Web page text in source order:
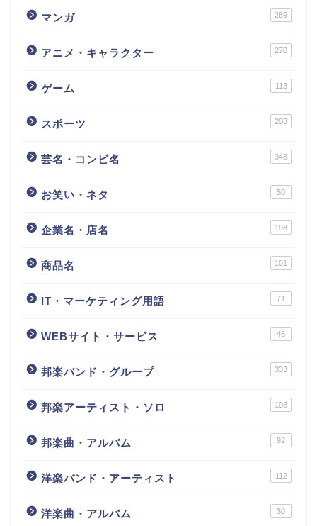
マンガ 289
アニメ・キャラクター 270
ゲーム 113
スポーツ 208
芸名・コンビ名 348
お笑い・ネタ 50
企業名・店名 198
商品名 101
IT・マーケティング用語 71
WEBサイト・サービス 46
邦楽バンド・グループ 333
邦楽アーティスト・ソロ 108
邦楽曲・アルバム 92
洋楽バンド・アーティスト 112
洋楽曲・アルバム 30